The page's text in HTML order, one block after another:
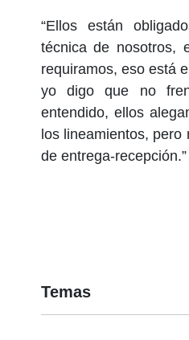
“Ellos están
técnica de nosotros,
requiramos, eso está
yo digo que no
entendido, ellos
los lineamientos, pero
de entrega-recepción.”
Temas